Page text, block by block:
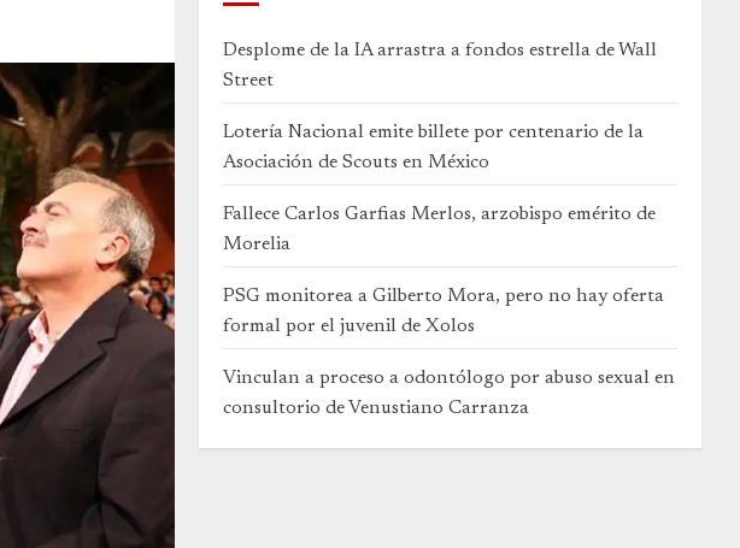
Desplome de la IA arrastra a fondos estrella de Wall
Street
Lotería Nacional emite billete por centenario de la
Asociación de Scouts en México
Fallece Carlos Garfias Merlos, arzobispo emérito de
Morelia
PSG monitorea a Gilberto Mora, pero no hay oferta
formal por el juvenil de Xolos
Vinculan a proceso a odontólogo por abuso sexual en
consultorio de Venustiano Carranza